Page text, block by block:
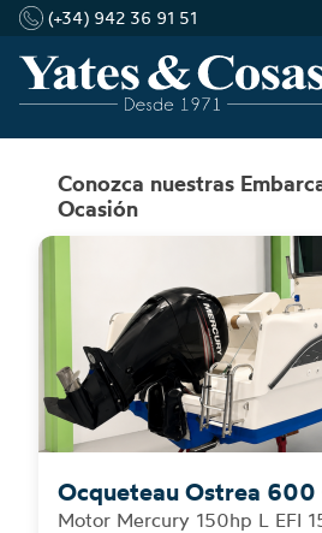
Saltar
contenido
(+34) 942 36 91 51
Conozca nuestras
Ocasión
Ocqueteau Ostrea
Motor Mercury 150hp L EFI